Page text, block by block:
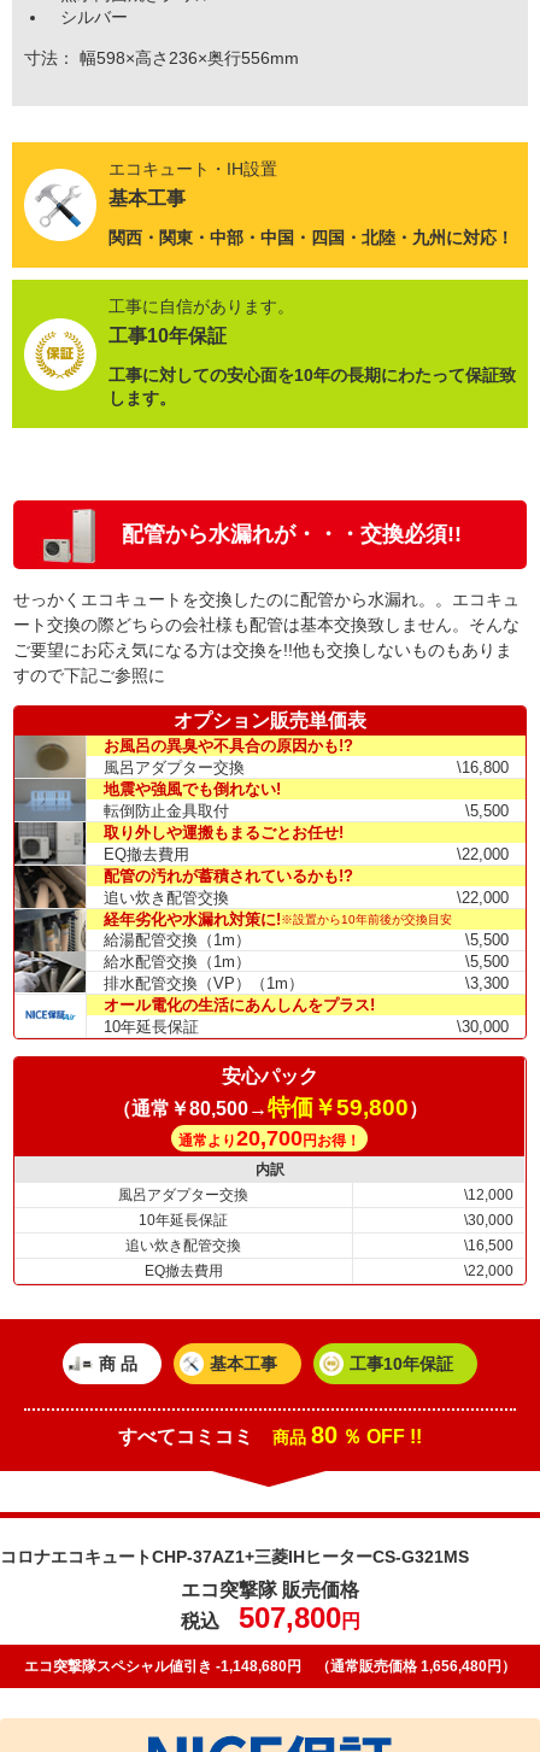
シルバー
寸法： 幅598×高さ236×奥行556mm
エコキュート・IH設置
基本工事
関西・関東・中部・中国・四国・北陸・九州に対応！
工事に自信があります。
工事10年保証
工事に対しての安心面を10年の長期にわたって保証致
します。
配管から水漏れが・・・交換必須!!
せっかくエコキュートを交換したのに配管から水漏れ。。エコキュ
ート交換の際どちらの会社様も配管は基本交換致しません。そんな
ご要望にお応え気になる方は交換を!!他も交換しないものもありま
すので下記ご参照に
オプション販売単価表
お風呂の異臭や不具合の原因かも!?
風呂アダプター交換
\16,800
地震や強風でも倒れない!
転倒防止金具取付
\5,500
取り外しや運搬もまるごとお任せ!
EQ撤去費用
\22,000
配管の汚れが蓄積されているかも!?
追い炊き配管交換
\22,000
経年劣化や水漏れ対策に!※設置から10年前後が交換目安
給湯配管交換（1m）
\5,500
給水配管交換（1m）
\5,500
排水配管交換（VP）（1m）
\3,300
オール電化の生活にあんしんをプラス!
10年延長保証
\30,000
安心パック
（通常￥80,500→特価￥59,800）
通常より20,700円お得！
内訳
風呂アダプター交換
\12,000
10年延長保証
\30,000
追い炊き配管交換
\16,500
EQ撤去費用
\22,000
商 品 基本工事 工事10年保証
すべてコミコミ 商品 80 ％ OFF !!
コロナエコキュートCHP-37AZ1+三菱IHヒーターCS-G321MS
エコ突撃隊 販売価格
税込 507,800円
エコ突撃隊スペシャル値引き -1,148,680円 （通常販売価格 1,656,480円）